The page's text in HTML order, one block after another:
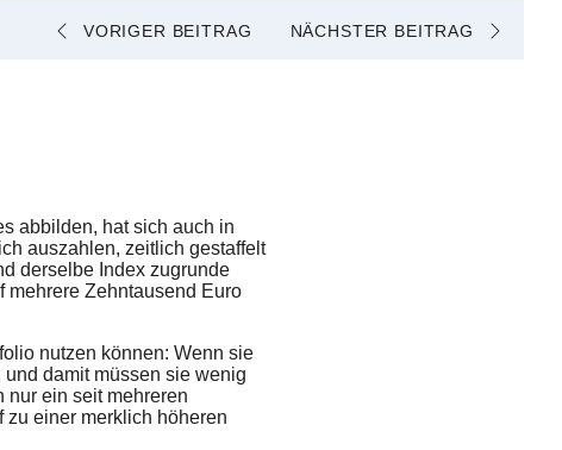
VORIGER BEITRAG NÄCHSTER BEITRAG
abbilden, hat sich auch in
auszahlen, zeitlich gestaffelt
derselbe Index zugrunde
mehrere Zehntausend Euro
nutzen können: Wenn sie
damit müssen sie wenig
ein seit mehreren
zu einer merklich höheren